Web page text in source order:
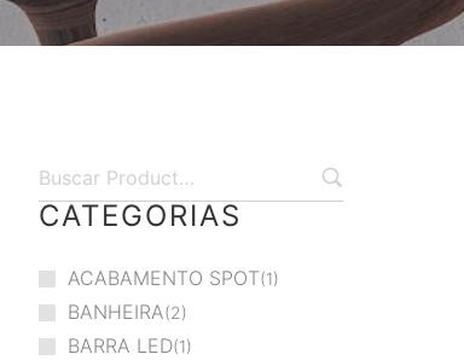
CATEGORIAS
ACABAMENTO SPOT 1
BANHEIRA 2
BARRA LED 1